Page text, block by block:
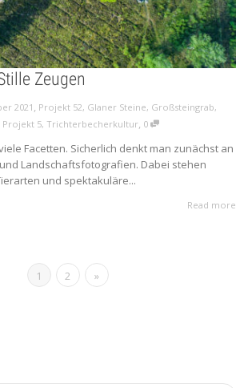
Zeugen
2021 , Projekt 52, Glaner Steine, Großsteingrab,
Projekt 5, Trichterbecherkultur, 0
Facetten. Sicherlich denkt man zunächst an
Landschaftsfotografien. Dabei stehen
und spektakuläre...
Read more
1 2 »